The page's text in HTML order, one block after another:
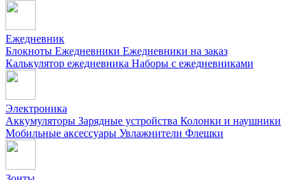
Ежедневник
Блокноты Ежедневники Ежедневники на заказ
Калькулятор ежедневника Наборы с ежедневниками
Электроника
Аккумуляторы Зарядные устройства Колонки и наушники
Мобильные аксессуары Увлажнители Флешки